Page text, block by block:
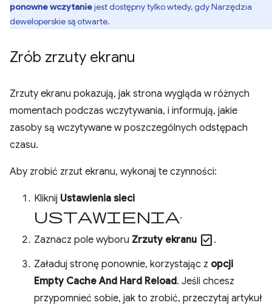
ponowne wczytaniejest dostępny tylko wtedy, gdy Narzędzia
deweloperskie są otwarte.
Zrób zrzuty ekranu
Zrzuty ekranu pokazują, jak strona wygląda w różnych
momentach podczas wczytywania, i informują, jakie
zasoby są wczytywane w poszczególnych odstępach
czasu.
Aby zrobić zrzut ekranu, wykonaj te czynności:
Kliknij Ustawienia sieci
ustawienia.
Zaznacz pole wyboru Zrzuty ekranu check_box .
Załaduj stronę ponownie, korzystając z opcji
Empty Cache And Hard Reload. Jeśli chcesz
przypomnieć sobie, jak to zrobić, przeczytaj artykuł